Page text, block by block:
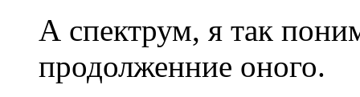
А спектрум, я так
продолженние оного.